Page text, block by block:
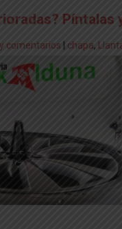
Píntalas
comentarios chapa,